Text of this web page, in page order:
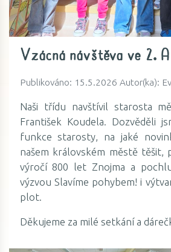
Vzácná návštěva ve 2. A
Publikováno: 15.5.2026 Autor(ka):
Naši třídu navštívil starosta
František Koudela. Dozvěděli
funkce starosty, na jaké
našem královském městě těšit,
výročí 800 let Znojma a
výzvou Slavíme pohybem! i
plot.
Děkujeme za milé setkání a